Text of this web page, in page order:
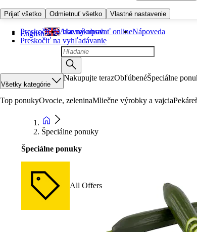
Prijať všetko Odmietnuť všetko Vlastné nastavenie
Preskočiť na hlavný obsah
Preskočiť na vyhľadávanie
English Ako nakupovať onlineNápoveda
Všetky kategórie
Nakupujte terazObľúbenéŠpeciálne
Top ponukyOvocie, zeleninaMliečne výrobky a vajcia
Špeciálne ponuky
Špeciálne ponuky
All Offers